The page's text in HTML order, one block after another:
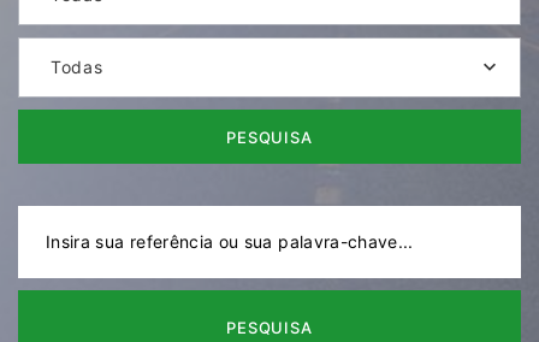
Todas
PESQUISA
PESQUISA